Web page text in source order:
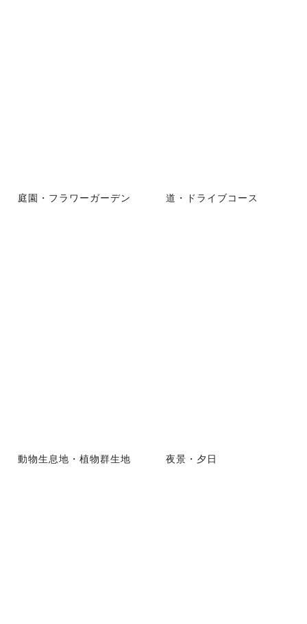
庭園・フラワーガーデン 道・ドライブコース
動物生息地・植物群生地 夜景・夕日